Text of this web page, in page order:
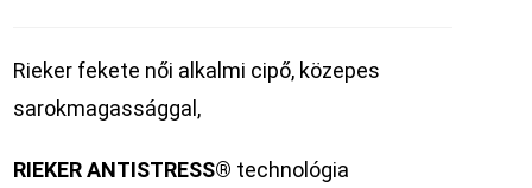
Rieker fekete női alkalmi cipő, közepes
sarokmagassággal,
RIEKER ANTISTRESS® technológia